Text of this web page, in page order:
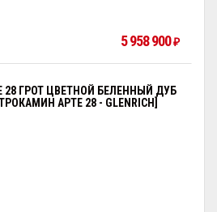
5 958 900 ₽
28 ГРОТ ЦВЕТНОЙ БЕЛЕННЫЙ ДУБ
АРТЕ 28 - GLENRICH]